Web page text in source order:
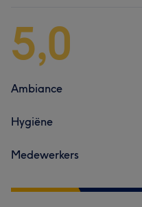
5,0
Ambiance
Hygiëne
Medewerkers